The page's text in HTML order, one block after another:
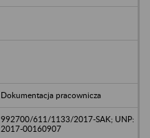
Dokumentacja pracownicza
992700/611/1133/2017-SAK; UNP:
2017-00160907